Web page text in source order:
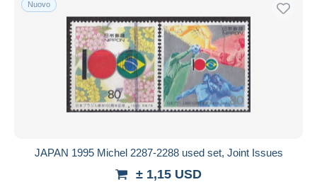
Spedizione gratuita
Metodi di pagamento
PayPal
Bonifico bancario
Visa
iDeal
Nuovo
JAPAN 1995 Michel 2287-2288 used set, Joint Issues
± 1,15 USD